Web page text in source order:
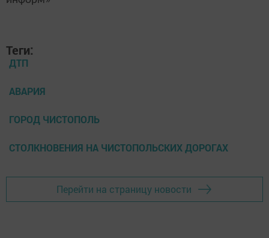
Теги:
ДТП
АВАРИЯ
ГОРОД ЧИСТОПОЛЬ
СТОЛКНОВЕНИЯ НА ЧИСТОПОЛЬСКИХ ДОРОГАХ
Перейти на страницу новости